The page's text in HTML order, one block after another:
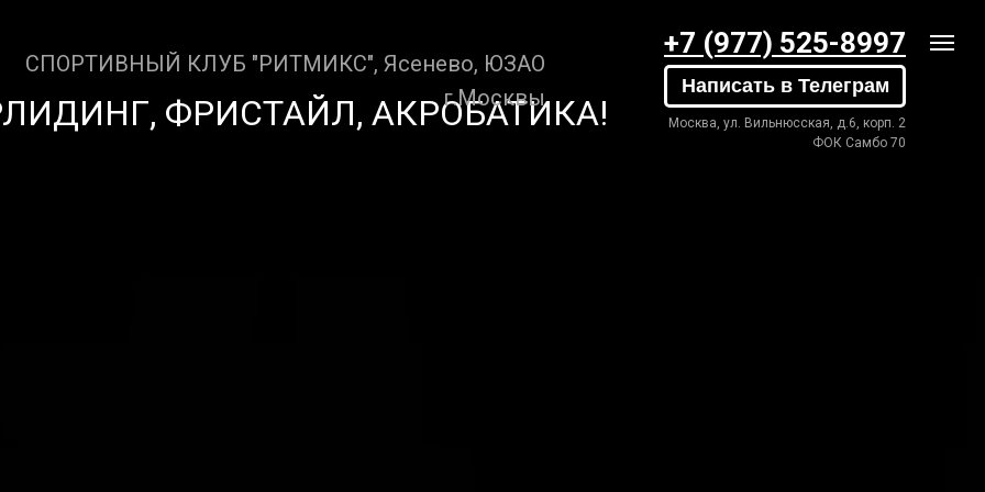
+7 (977) 525-8997
ФРИСТАЙЛ, АКРОБАТИКА!
Написать в Телеграм
Москва, ул. Вильнюсская, д.6, корп. 2
ФОК Самбо 70
СПОРТИВНЫЙ КЛУБ "РИТМИКС", Ясенево, ЮЗАО
г.Москвы